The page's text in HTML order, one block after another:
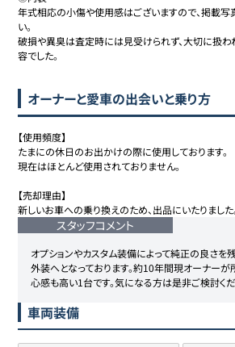
年式相応の小傷や使用感はございますので、掲載写
い。
破損や異臭は査定時には見受けられず、大切に扱わ
容でした。
オーナーと愛車の出会いと乗り方
【使用頻度】
たまにの休日のお出かけの際に使用しております。
現在はほとんど使用されておりません。
【売却理由】
新しいお車への乗り換えのため、出品にいたりました
スタッフコメント
オプションやカスタム装備によって純正の良さを
外装へとなっております。約10年間現オーナーが
心感も高い1台です。気になる方は是非ご検討くだ
車両装備